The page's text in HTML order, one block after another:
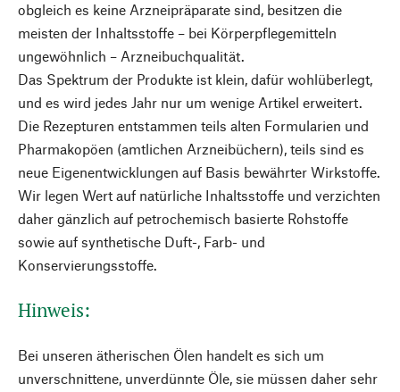
obgleich es keine Arzneipräparate sind, besitzen die
meisten der Inhaltsstoffe – bei Körperpflegemitteln
ungewöhnlich – Arzneibuchqualität.
Das Spektrum der Produkte ist klein, dafür wohlüberlegt,
und es wird jedes Jahr nur um wenige Artikel erweitert.
Die Rezepturen entstammen teils alten Formularien und
Pharmakopöen (amtlichen Arzneibüchern), teils sind es
neue Eigenentwicklungen auf Basis bewährter Wirkstoffe.
Wir legen Wert auf natürliche Inhaltsstoffe und verzichten
daher gänzlich auf petrochemisch basierte Rohstoffe
sowie auf synthetische Duft-, Farb- und
Konservierungsstoffe.
Hinweis:
Bei unseren ätherischen Ölen handelt es sich um
unverschnittene, unverdünnte Öle, sie müssen daher sehr